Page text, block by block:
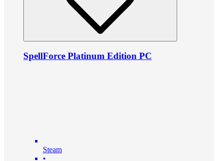
SpellForce Platinum Edition PC
Steam
•